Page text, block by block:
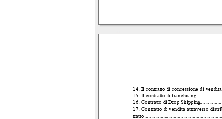
14. Il contratto di concessione di
15. Il contratto di franchising
16. Contratto di Drop Shipping
17. Contratto di vendita attraverso
tratto